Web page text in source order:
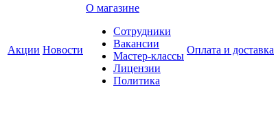
Акции Новости
О магазине
Сотрудники
Вакансии
Мастер-классы
Лицензии
Политика
Оплата и доставка